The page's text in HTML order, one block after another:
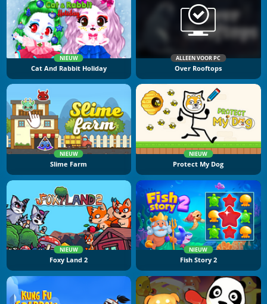
NIEUW
Cat And Rabbit Holiday
ALLEEN VOOR PC
Over Rooftops
NIEUW
Slime Farm
NIEUW
Protect My Dog
NIEUW
Foxy Land 2
NIEUW
Fish Story 2